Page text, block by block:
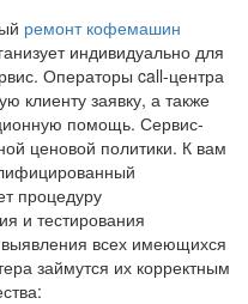
ремонт кофемашин
индивидуально для
Операторы call-центра
клиенту заявку, а также
помощь. Сервис-
ценовой политики. К вам
процедуру
и тестирования
всех имеющихся
займутся их корректным